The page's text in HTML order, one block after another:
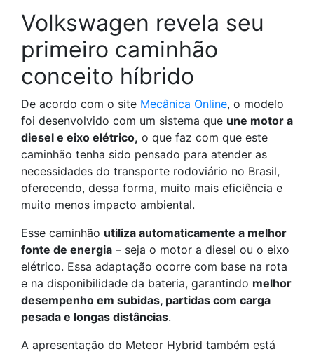
Volkswagen revela seu
primeiro caminhão
conceito híbrido
De acordo com o site Mecânica Online, o modelo
foi desenvolvido com um sistema que une motor a
diesel e eixo elétrico, o que faz com que este
caminhão tenha sido pensado para atender as
necessidades do transporte rodoviário no Brasil,
oferecendo, dessa forma, muito mais eficiência e
muito menos impacto ambiental.
Esse caminhão utiliza automaticamente a melhor
fonte de energia – seja o motor a diesel ou o eixo
elétrico. Essa adaptação ocorre com base na rota
e na disponibilidade da bateria, garantindo melhor
desempenho em subidas, partidas com carga
pesada e longas distâncias.
A apresentação do Meteor Hybrid também está